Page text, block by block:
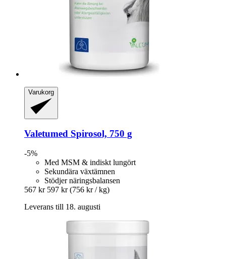
Varukorg
Valetumed Spirosol, 750 g
-5%
Med MSM & indiskt lungört
Sekundära växtämnen
Stödjer näringsbalansen
567 kr 597 kr (756 kr / kg)
Leverans till 18. augusti